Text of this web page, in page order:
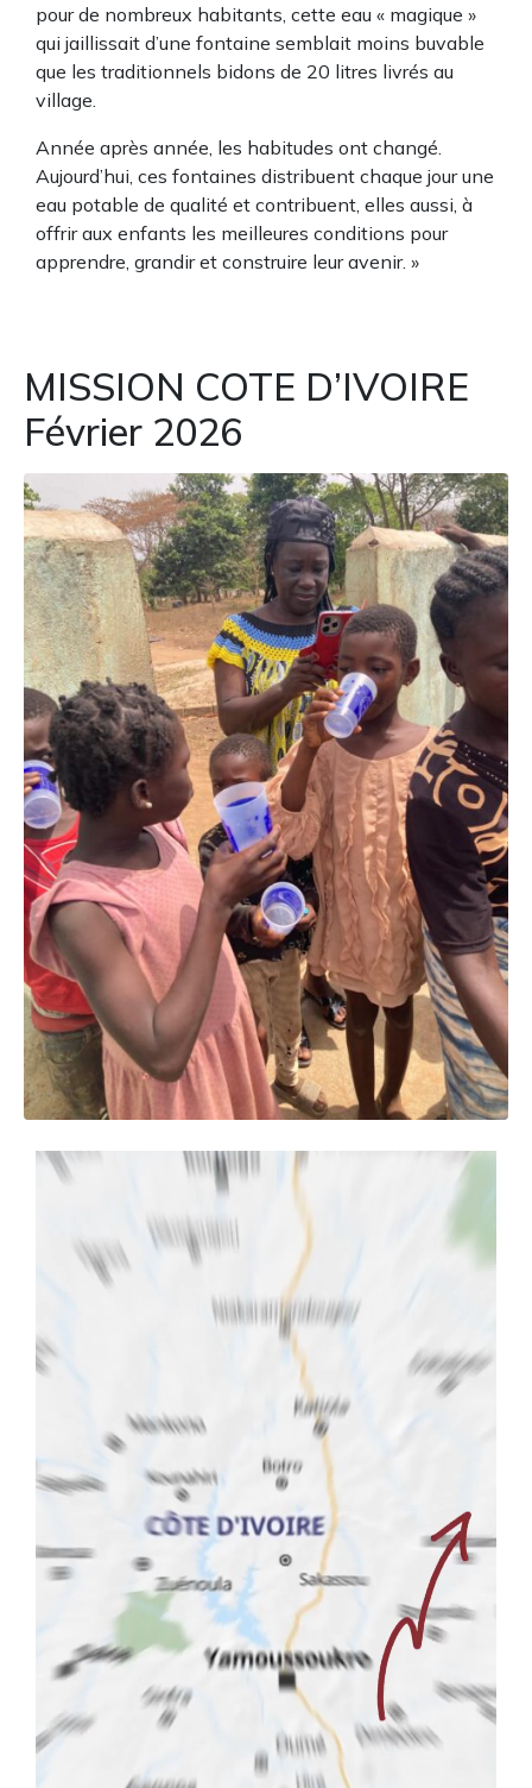
pour de nombreux habitants, cette eau « magique »
qui jaillissait d’une fontaine semblait moins buvable
que les traditionnels bidons de 20 litres livrés au
village.
Année après année, les habitudes ont changé.
Aujourd’hui, ces fontaines distribuent chaque jour une
eau potable de qualité et contribuent, elles aussi, à
offrir aux enfants les meilleures conditions pour
apprendre, grandir et construire leur avenir. »
MISSION COTE D’IVOIRE
Février 2026